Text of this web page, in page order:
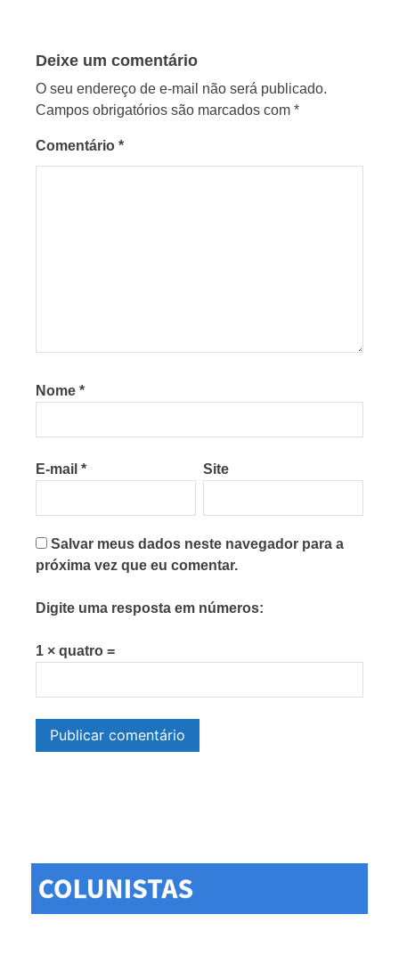
Deixe um comentário
O seu endereço de e-mail não será publicado.
Campos obrigatórios são marcados com *
Comentário *
Nome *
E-mail * Site
Salvar meus dados neste navegador para a
próxima vez que eu comentar.
Digite uma resposta em números:
1 × quatro =